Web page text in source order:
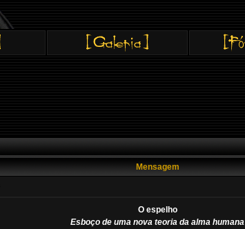
Mensagem
O espelho
Esboço de uma nova teoria da alma humana